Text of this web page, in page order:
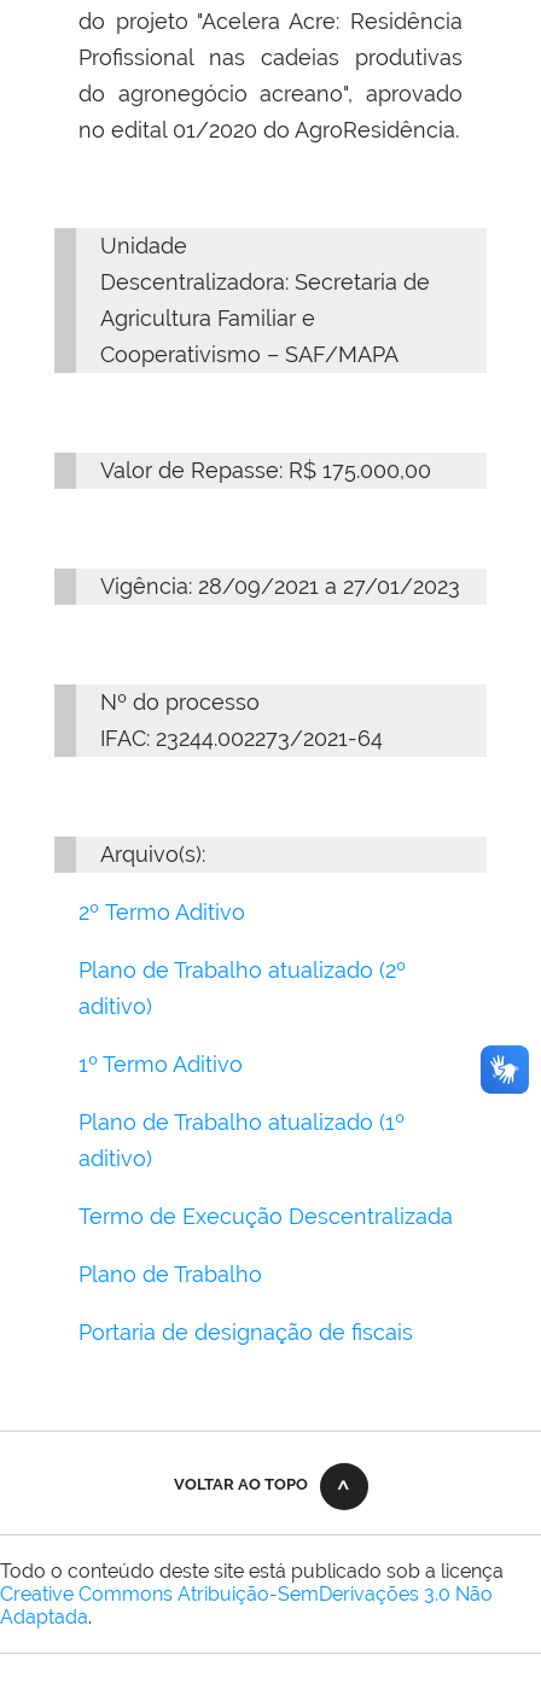
do projeto "Acelera Acre: Residência
Profissional nas cadeias produtivas
do agronegócio acreano", aprovado
no edital 01/2020 do AgroResidência.
Unidade
Descentralizadora: Secretaria de
Agricultura Familiar e
Cooperativismo – SAF/MAPA
Valor de Repasse: R$ 175.000,00
Vigência: 28/09/2021 a 27/01/2023
Nº do processo
IFAC: 23244.002273/2021-64
Arquivo(s):
2º Termo Aditivo
Plano de Trabalho atualizado (2º
aditivo)
1º Termo Aditivo
Plano de Trabalho atualizado (1º
aditivo)
Termo de Execução Descentralizada
Plano de Trabalho
Portaria de designação de fiscais
VOLTAR AO TOPO
Todo o conteúdo deste site está publicado sob a licença
Creative Commons Atribuição-SemDerivações 3.0 Não
Adaptada.